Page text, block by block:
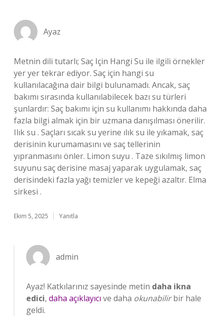
Ayaz
Metnin dili tutarlı; Saç Için Hangi Su ile ilgili örnekler
yer yer tekrar ediyor. Saç için hangi su
kullanılacağına dair bilgi bulunamadı. Ancak, saç
bakımı sırasında kullanılabilecek bazı su türleri
şunlardır: Saç bakımı için su kullanımı hakkında daha
fazla bilgi almak için bir uzmana danışılması önerilir.
Ilık su . Saçları sıcak su yerine ılık su ile yıkamak, saç
derisinin kurumamasını ve saç tellerinin
yıpranmasını önler. Limon suyu . Taze sıkılmış limon
suyunu saç derisine masaj yaparak uygulamak, saç
derisindeki fazla yağı temizler ve kepeği azaltır. Elma
sirkesi .
Ekim 5, 2025 Yanıtla
admin
Ayaz! Katkılarınız sayesinde metin daha ikna
edici, daha açıklayıcı ve daha okunabilirbir hale
geldi.